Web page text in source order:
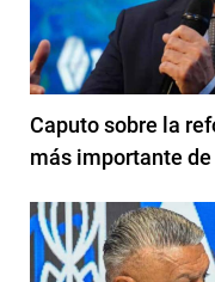
Caputo sobre la
más importante